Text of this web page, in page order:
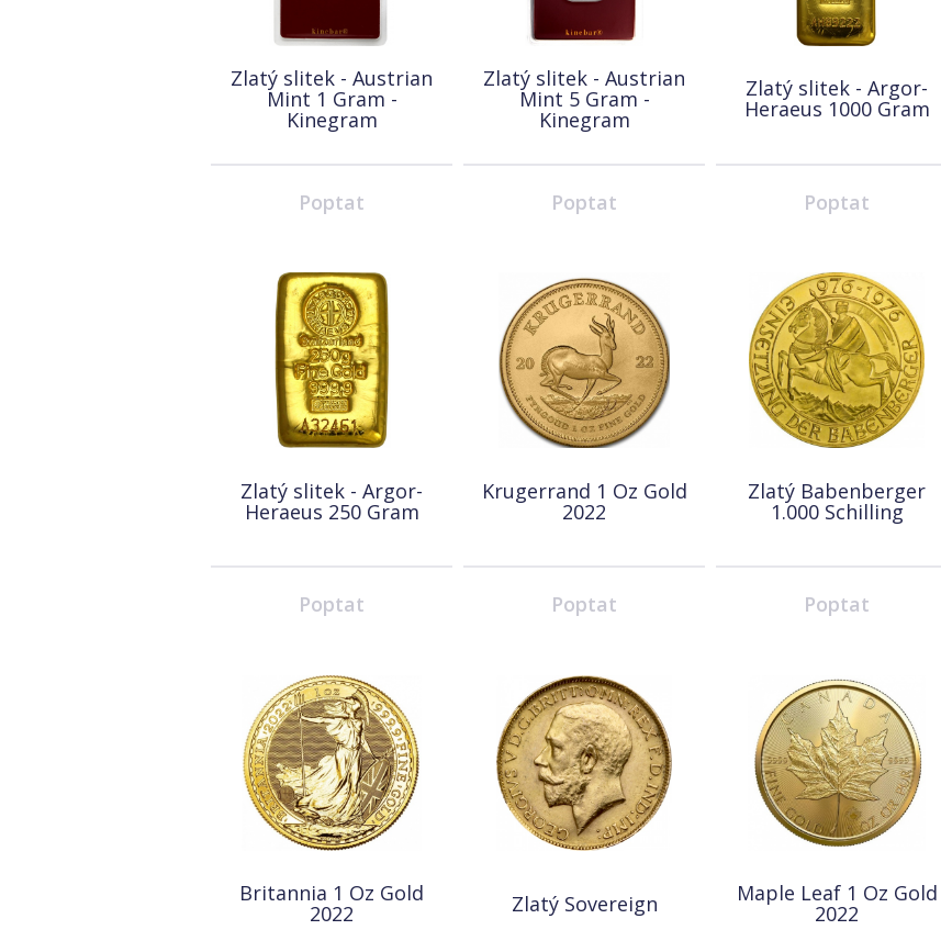
Zlatý slitek - Austrian
Mint 1 Gram -
Kinegram
Poptat
Zlatý slitek - Austrian
Mint 5 Gram -
Kinegram
Poptat
Zlatý slitek - Argor-
Heraeus 1000 Gram
Poptat
Zlatý slitek - Argor-
Heraeus 250 Gram
Poptat
Krugerrand 1 Oz Gold
2022
Poptat
Zlatý Babenberger
1.000 Schilling
Poptat
Britannia 1 Oz Gold
2022 Zlatý Sovereign Maple Leaf 1 Oz Gold
2022